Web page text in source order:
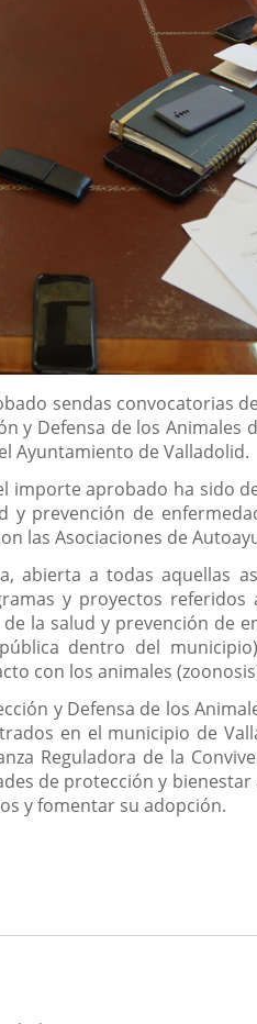
sendas convocatorias
y Defensa de los Animales
Ayuntamiento de Valladolid.
importe aprobado ha sido
prevención de
las Asociaciones de
abierta a todas aquellas
y proyectos
la salud y prevención de
dentro del
con los animales
y Defensa de los
en el municipio de
Reguladora de la
de protección y
y fomentar su adopción.